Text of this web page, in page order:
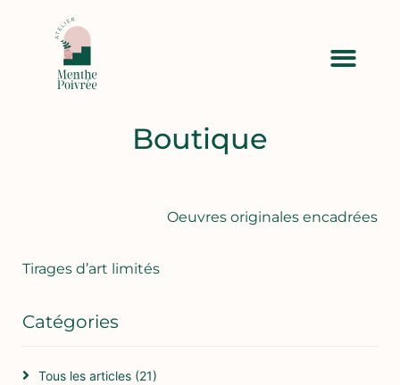
Boutique
Oeuvres originales encadrées
Tirages d’art limités
Catégories
Tous les articles (21)